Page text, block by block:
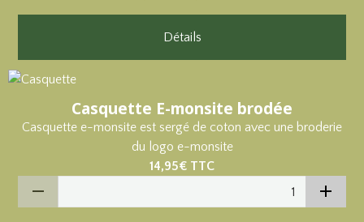
Détails
Casquette E-monsite brodée
Casquette e-monsite est sergé de coton avec une broderie
du logo e-monsite
14,95€ TTC